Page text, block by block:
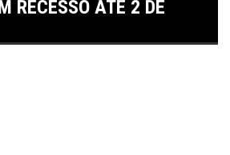
RECESSO ATÉ 2 DE